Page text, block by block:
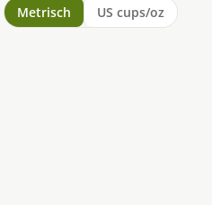
Metrisch US cups/oz